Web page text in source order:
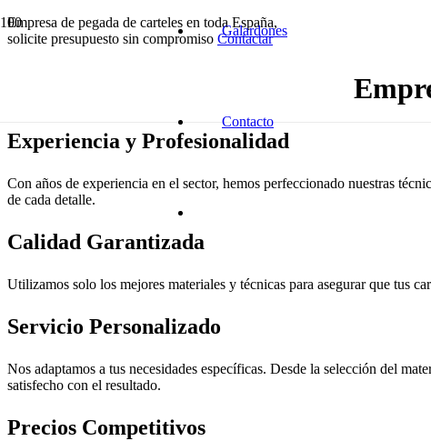
Galardones
Contacto
Empresa de pegada de carteles en toda España,
solicite presupuesto sin compromiso Contactar
Experiencia y Profesionalidad
Con años de experiencia en el sector, hemos perfeccionado nuestras
de cada detalle.
Calidad Garantizada
Utilizamos solo los mejores materiales y técnicas para asegurar que tus
Servicio Personalizado
Nos adaptamos a tus necesidades específicas. Desde la selección del
satisfecho con el resultado.
Precios Competitivos